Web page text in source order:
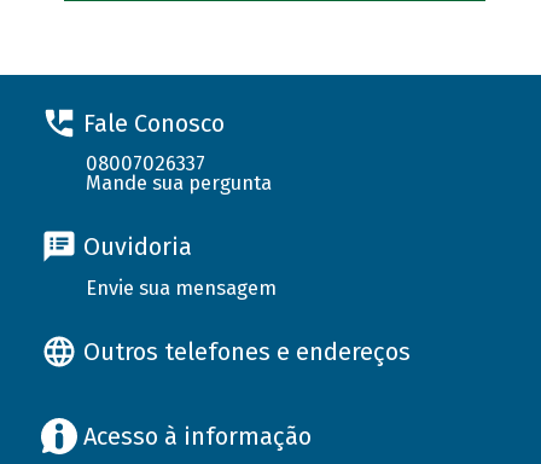
Fale Conosco
08007026337
Mande sua pergunta
Ouvidoria
Envie sua mensagem
Outros telefones e endereços
Acesso à informação